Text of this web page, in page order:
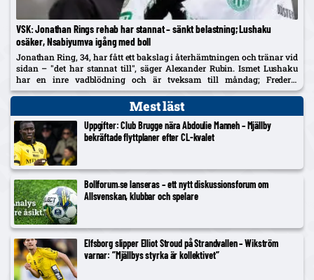
VSK: Jonathan Rings rehab har stannat – sänkt belastning; Lushaku
osäker, Nsabiyumva igång med boll
Jonathan Ring, 34, har fått ett bakslag i återhämtningen och tränar vid
sidan – "det har stannat till", säger Alexander Rubin. Ismet Lushaku
har en inre vadblödning och är tveksam till måndag; Frederic
Nsabiyumva har påbörjat individuella bollpass.
Mest läst
Uppgifter: Club Brugge nära Abdoulie Manneh – Mjällby
bekräftade flyttplaner efter CL-kvalet
Bollforum.se lanseras – ett nytt diskussionsforum om
Allsvenskan, klubbar och spelare
Elfsborg slipper Elliot Stroud på Strandvallen – Wikström
varnar: ”Mjällbys styrka är kollektivet”